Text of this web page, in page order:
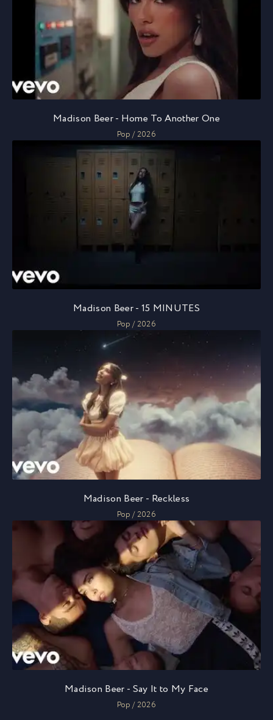
Madison Beer - Home To Another One
Pop / 2026
Madison Beer - 15 MINUTES
Pop / 2026
Madison Beer - Reckless
Pop / 2026
Madison Beer - Say It to My Face
Pop / 2026